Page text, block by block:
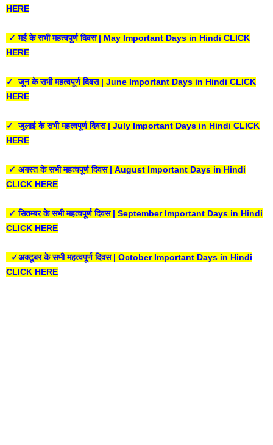
HERE
✓ मई के सभी महत्वपूर्ण दिवस | May Important Days in Hindi CLICK
HERE
✓ जून के सभी महत्वपूर्ण दिवस | June Important Days in Hindi CLICK
HERE
✓ जुलाई के सभी महत्वपूर्ण दिवस | July Important Days in Hindi CLICK
HERE
✓ अगस्त के सभी महत्वपूर्ण दिवस | August Important Days in Hindi
CLICK HERE
✓ सितम्बर के सभी महत्वपूर्ण दिवस | September Important Days in Hindi
CLICK HERE
✓अक्टूबर के सभी महत्वपूर्ण दिवस | October Important Days in Hindi
CLICK HERE